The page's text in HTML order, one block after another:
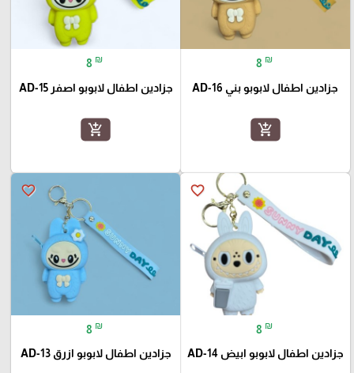
8 ₪
جزادين اطفال لابوبو بني AD-16
add_shopping_cart
8 ₪
جزادين اطفال لابوبو اصفر AD-15
add_shopping_cart
favorite_border
8 ₪
جزادين اطفال لابوبو ابيض AD-14
favorite_border
8 ₪
جزادين اطفال لابوبو ازرق AD-13